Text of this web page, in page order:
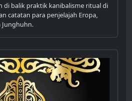
di balik praktik kanibalisme ritual di
catatan para penjelajah Eropa,